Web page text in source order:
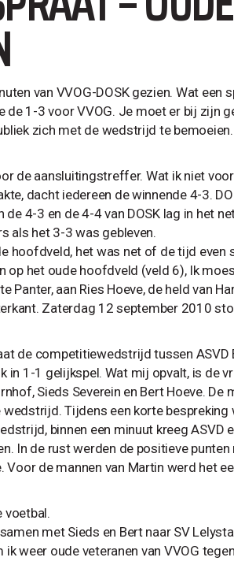
van VVOG-DOSK gezien. Wat een
1-3 voor VVOG. Je moet er bij zijn
zich met de wedstrijd te
de aansluitingstreffer. Wat ik niet
dacht iedereen de winnende 4-3.
de 4-3 en de 4-4 van DOSK lag in het
als het 3-3 was gebleven.
hoofdveld, het was net of de tijd even
op het oude hoofdveld (veld 6), Ik
Panter, aan Ries Hoeve, de held van
Zaterdag 12 september 2010
de competitiewedstrijd tussen ASVD
1-1 gelijkspel. Wat mij opvalt, is de
Sieds Severein en Bert Hoeve. De
Tijdens een korte
binnen een minuut kreeg ASVD
In de rust werden de positieve
Voor de mannen van Martin werd het
voetbal.
met Sieds en Bert naar SV
weer oude veteranen van VVOG